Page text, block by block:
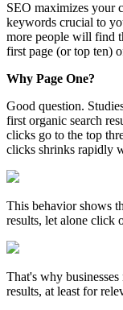
SEO maximizes your
keywords crucial to
more people will find
first page (or top ten)
Why Page One?
Good question.
first organic search
clicks go to the top
clicks shrinks rapidly
This behavior shows
results, let alone click
That's why
results, at least for